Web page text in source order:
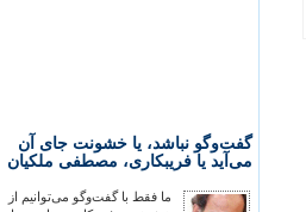
گفت‌وگو نباشد، یا خشونت جای آن
می‌آید یا فریبکاری، مصطفی ملکیان
ما فقط با گفت‌وگو می‌توانیم از